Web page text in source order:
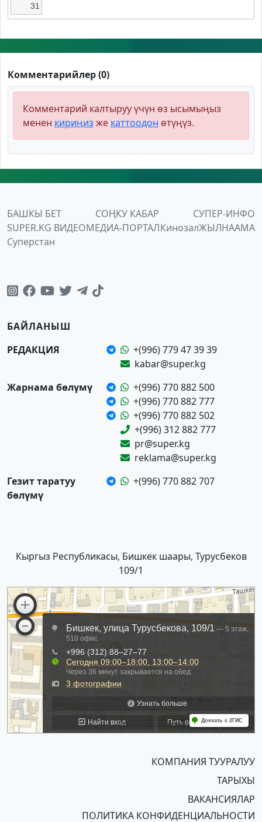
31
Комментарийлер (0)
Комментарий калтыруу үчүн өз ысымыңыз
менен кириңиз же каттоодон өтүңүз.
БАШКЫ БЕТ СОҢКУ КАБАР
СУПЕР-ИНФО
SUPER.KG ВИДЕОМЕДИА-ПОРТАЛКинозалЖЫЛНААМА
Суперстан
БАЙЛАНЫШ
РЕДАКЦИЯ
+(996) 779 47 39 39
kabar@super.kg
Жарнама бөлүмү
+(996) 770 882 500
+(996) 770 882 777
+(996) 770 882 502
+(996) 312 882 777
pr@super.kg
reklama@super.kg
Гезит таратуу
бөлүмү
+(996) 770 882 707
Кыргыз Республикасы, Бишкек шаары, Турусбеков
109/1
КОМПАНИЯ ТУУРАЛУУ
ТАРЫХЫ
ВАКАНСИЯЛАР
ПОЛИТИКА КОНФИДЕНЦИАЛЬНОСТИ